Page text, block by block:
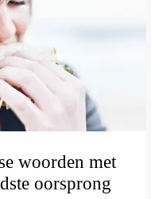
woorden met
oorsprong